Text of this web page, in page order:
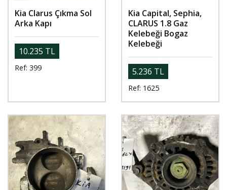
Kia Clarus Çıkma Sol
Arka Kapı
10.235 TL
Ref: 399
Kia Capital, Sephia,
CLARUS 1.8 Gaz
Kelebeği Bogaz
Kelebeği
5.236 TL
Ref: 1625